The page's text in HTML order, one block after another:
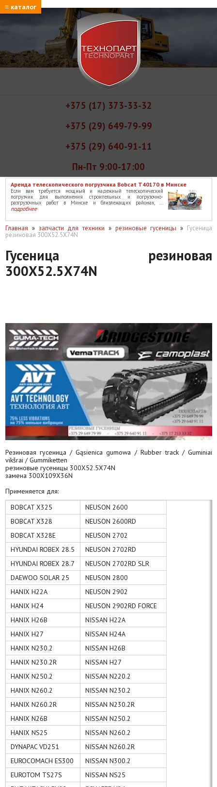
≡ каталог
+375 (17) 373-33-32
+375 (29) 649-79-99
+375 (29) 640-91-11
Пн-Пт 9:00-17:00
Аренда телескопического погрузчика Bobcat T40170 в Минске
Если вам требуется мощный и надежный телескопический
погрузчик для выполнения строительных и погрузочно-
разгрузочных работ в Минске и близлежащих районах, ...
подробнее
Главная » запчасти для техники » резиновые гусеницы » Гусеница
резиновая 300X52.5X74N
Гусеница резиновая
300X52.5X74N
Резиновая гусеница / Gąsienica gumowa / Rubber track / Guminiai
vikšrai / Gummiketten
резиновые гусеницы 300X52.5X74N
замена 300X109X36N
Применяется для:
BOBCAT X325
NEUSON 2600
BOBCAT X328
NEUSON 2600RD
BOBCAT X328E
NEUSON 2702
HYUNDAI ROBEX 28.5
NEUSON 2702RD
HYUNDAI ROBEX 28.7
NEUSON 2702RD SLR
DAEWOO SOLAR 25
NEUSON 2800
HANIX H22A
NEUSON 2902
HANIX H24
NEUSON 2902RD FORCE
HANIX H26B
NISSAN H22A
HANIX H27
NISSAN H24A
HANIX N230.2
NISSAN H26B
HANIX N230.2R
NISSAN H27
HANIX N250.2
NISSAN N220.2
HANIX N260.2
NISSAN N230.2
HANIX N260.2R
NISSAN N230.2R
HANIX N26B
NISSAN N250.2
HANIX NS25
NISSAN N260.2
DYNAPAC VD251
NISSAN N260.2R
EUROCOMACH ES300
NISSAN N300.2
EUROTOM TS27S
NISSAN NS25